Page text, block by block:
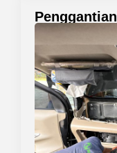
Penggantian